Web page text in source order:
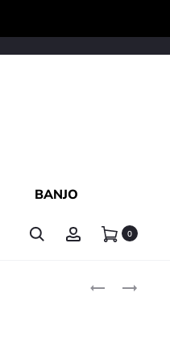
BANJO
0
TIGAN